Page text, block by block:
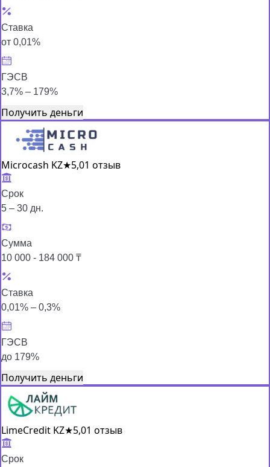
Ставка
от 0,01%
ГЭСВ
3,7% – 179%
Получить деньги
Microcash KZ★5,01 отзыв
Срок
5 – 30 дн.
Сумма
10 000 - 184 000 ₸
Ставка
0,01% – 0,3%
ГЭСВ
до 179%
Получить деньги
LimeCredit KZ★5,01 отзыв
Срок